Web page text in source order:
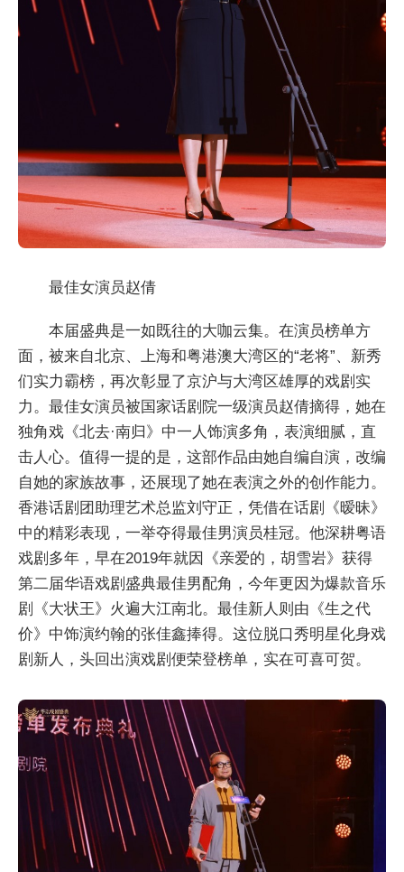
最佳女演员赵倩
本届盛典是一如既往的大咖云集。在演员榜单方
面，被来自北京、上海和粤港澳大湾区的“老将”、新秀
们实力霸榜，再次彰显了京沪与大湾区雄厚的戏剧实
力。最佳女演员被国家话剧院一级演员赵倩摘得，她在
独角戏《北去·南归》中一人饰演多角，表演细腻，直
击人心。值得一提的是，这部作品由她自编自演，改编
自她的家族故事，还展现了她在表演之外的创作能力。
香港话剧团助理艺术总监刘守正，凭借在话剧《暧昧》
中的精彩表现，一举夺得最佳男演员桂冠。他深耕粤语
戏剧多年，早在2019年就因《亲爱的，胡雪岩》获得
第二届华语戏剧盛典最佳男配角，今年更因为爆款音乐
剧《大状王》火遍大江南北。最佳新人则由《生之代
价》中饰演约翰的张佳鑫捧得。这位脱口秀明星化身戏
剧新人，头回出演戏剧便荣登榜单，实在可喜可贺。